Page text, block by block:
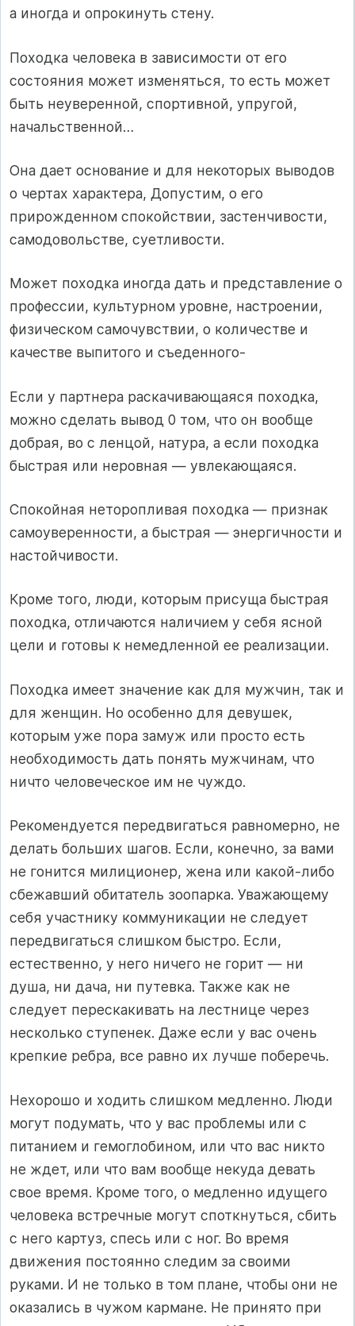
а иногда и опрокинуть стену.
Походка человека в зависимости от его
состояния может изменяться, то есть может
быть неуверенной, спортивной, упругой,
начальственной…
Она дает основание и для некоторых выводов
о чертах характера, Допустим, о его
прирожденном спокойствии, застенчивости,
самодовольстве, суетливости.
Может походка иногда дать и представление о
профессии, культурном уровне, настроении,
физическом самочувствии, о количестве и
качестве выпитого и съеденного-
Если у партнера раскачивающаяся походка,
можно сделать вывод 0 том, что он вообще
добрая, во с ленцой, натура, а если походка
быстрая или неровная — увлекающаяся.
Спокойная неторопливая походка — признак
самоуверенности, а быстрая — энергичности и
настойчивости.
Кроме того, люди, которым присуща быстрая
походка, отличаются наличием у себя ясной
цели и готовы к немедленной ее реализации.
Походка имеет значение как для мужчин, так и
для женщин. Но особенно для девушек,
которым уже пора замуж или просто есть
необходимость дать понять мужчинам, что
ничто человеческое им не чуждо.
Рекомендуется передвигаться равномерно, не
делать больших шагов. Если, конечно, за вами
не гонится милиционер, жена или какой-либо
сбежавший обитатель зоопарка. Уважающему
себя участнику коммуникации не следует
передвигаться слишком быстро. Если,
естественно, у него ничего не горит — ни
душа, ни дача, ни путевка. Также как не
следует перескакивать на лестнице через
несколько ступенек. Даже если у вас очень
крепкие ребра, все равно их лучше поберечь.
Нехорошо и ходить слишком медленно. Люди
могут подумать, что у вас проблемы или с
питанием и гемоглобином, или что вас никто
не ждет, или что вам вообще некуда девать
свое время. Кроме того, о медленно идущего
человека встречные могут споткнуться, сбить
с него картуз, спесь или с ног. Во время
движения постоянно следим за своими
руками. И не только в том плане, чтобы они не
оказались в чужом кармане. Не принято при